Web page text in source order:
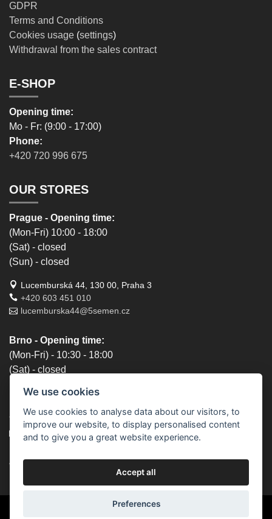
GDPR
Terms and Conditions
Cookies usage (settings)
Withdrawal from the sales contract
E-SHOP
Opening time:
Mo - Fr: (9:00 - 17:00)
Phone:
+420 720 996 675
OUR STORES
Prague - Opening time:
(Mon-Fri) 10:00 - 18:00
(Sat) - closed
(Sun) - closed
Lucemburská 44, 130 00, Praha 3
+420 603 451 010
lucemburska44@5semen.cz
Brno - Opening time:
(Mon-Fri) - 10:30 - 18:00
(Sat) - closed
Lidická 719/79, 602 00 Brno, Brno-střed-Veveří
+420 777 933 354
brno@5semen.cz
We accept online payments:
We use cookies
We use cookies to analyse data about our visitors, to
improve our website, to display personalised content
and to give you a great website experience.
Accept all
Preferences